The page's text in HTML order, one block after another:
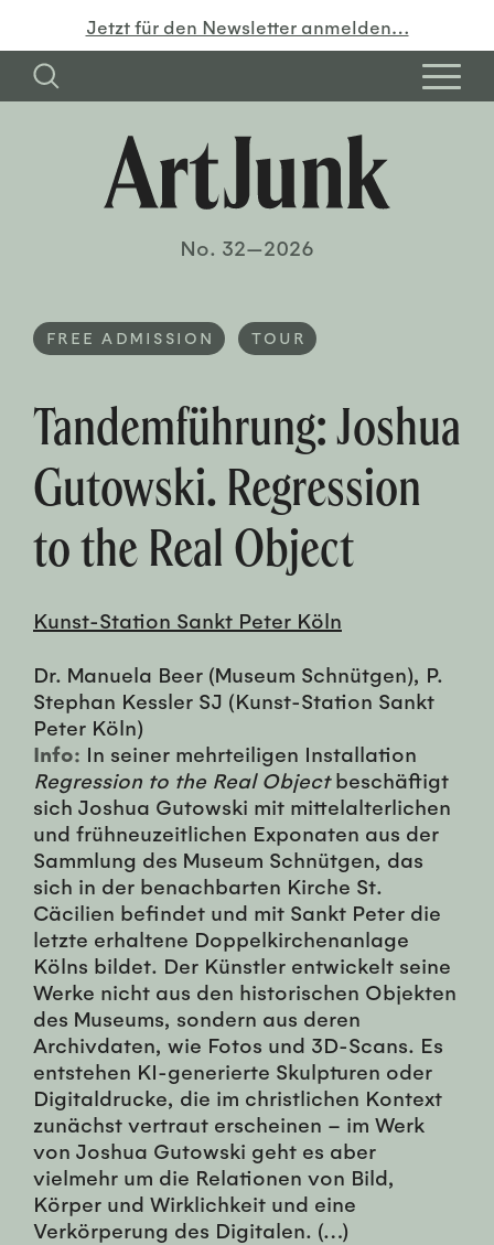
Jetzt für den Newsletter anmelden…
No. 32—2026
FREE ADMISSION TOUR
Tandemführung: Joshua
Gutowski. Regression
to the Real Object
Kunst-Station Sankt Peter Köln
Dr. Manuela Beer (Museum Schnütgen), P.
Stephan Kessler SJ (Kunst­-Station Sankt
Peter Köln)
Info: In seiner mehrteiligen Installation
Regression to the Real Objectbeschäftigt
sich Joshua Gutowski mit mittelalterlichen
und frühneuzeitlichen Exponaten aus der
Sammlung des Museum Schnütgen, das
sich in der benachbarten Kirche St.
Cäcilien befindet und mit Sankt Peter die
letzte erhaltene Doppelkirchenanlage
Kölns bildet. Der Künstler entwickelt seine
Werke nicht aus den historischen Objekten
des Museums, sondern aus deren
Archivdaten, wie Fotos und 3D-Scans. Es
entstehen KI-generierte Skulpturen oder
Digitaldrucke, die im christlichen Kontext
zunächst vertraut erscheinen – im Werk
von Joshua Gutowski geht es aber
vielmehr um die Relationen von Bild,
Körper und Wirklichkeit und eine
Verkörperung des Digitalen. (…)